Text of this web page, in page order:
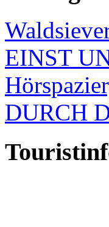
EINST
DURCH